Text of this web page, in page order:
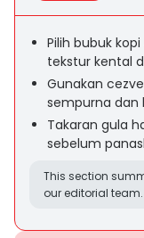
Pilih bubuk
tekstur kental
Gunakan
sempurna dan
Takaran gula
sebelum
This section
our editorial team.